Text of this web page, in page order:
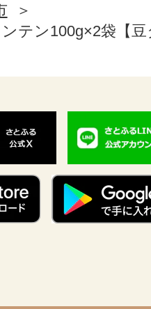
テン100g×2袋【